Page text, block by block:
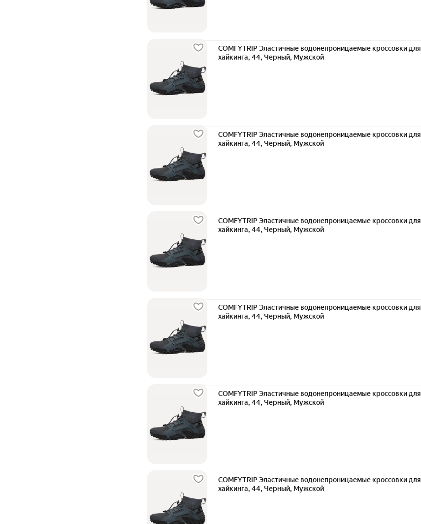
COMFYTRIP Эластичные водонепроницаемые кроссовки для
хайкинга, 44, Черный, Мужской
COMFYTRIP Эластичные водонепроницаемые кроссовки для
хайкинга, 44, Черный, Мужской
COMFYTRIP Эластичные водонепроницаемые кроссовки для
хайкинга, 44, Черный, Мужской
COMFYTRIP Эластичные водонепроницаемые кроссовки для
хайкинга, 44, Черный, Мужской
COMFYTRIP Эластичные водонепроницаемые кроссовки для
хайкинга, 44, Черный, Мужской
COMFYTRIP Эластичные водонепроницаемые кроссовки для
хайкинга, 44, Черный, Мужской